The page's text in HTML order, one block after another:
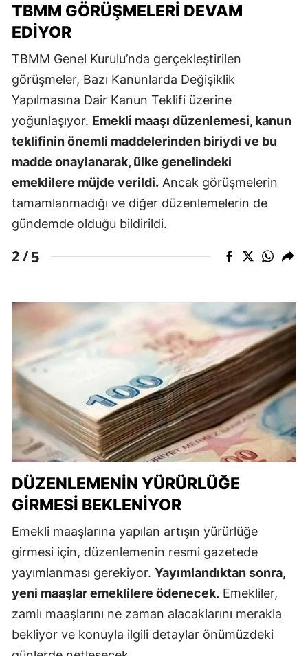
TBMM GÖRÜŞMELERI DEVAM
EDIYOR
TBMM Genel Kurulu’nda gerçekleştirilen
görüşmeler, Bazı Kanunlarda Değişiklik
Yapılmasına Dair Kanun Teklifi üzerine
yoğunlaşıyor. Emekli maaşı düzenlemesi, kanun
teklifinin önemli maddelerinden biriydi ve bu
madde onaylanarak, ülke genelindeki
emeklilere müjde verildi. Ancak görüşmelerin
tamamlanmadığı ve diğer düzenlemelerin de
gündemde olduğu bildirildi.
2 /5
DÜZENLEMENIN YÜRÜRLÜĞE
GIRMESI BEKLENIYOR
Emekli maaşlarına yapılan artışın yürürlüğe
girmesi için, düzenlemenin resmi gazetede
yayımlanması gerekiyor. Yayımlandıktan sonra,
yeni maaşlar emeklilere ödenecek. Emekliler,
zamlı maaşlarını ne zaman alacaklarını merakla
bekliyor ve konuyla ilgili detaylar önümüzdeki